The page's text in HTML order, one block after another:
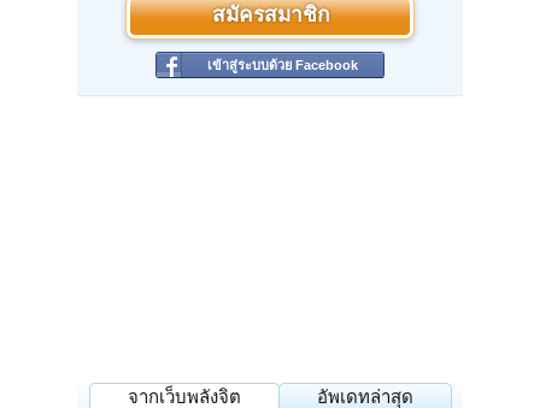
สมัครสมาชิก
เข้าสู่ระบบด้วย Facebook
จากเว็บพลังจิต อัพเดทล่าสุด